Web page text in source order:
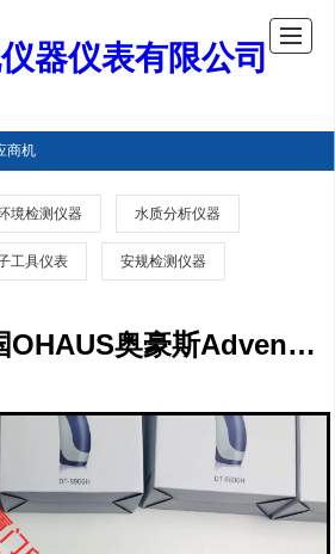
器仪表有限公司
商机
境检测仪器 水质分析仪器
工具仪表 安规检测仪器
AR2202CN美国OHAUS奥豪斯Adventurer电子天平AR2202CN